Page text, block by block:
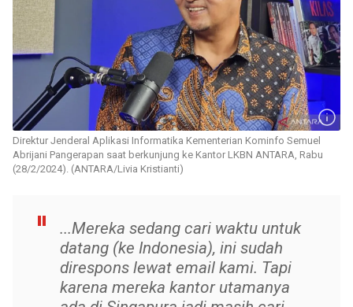
Direktur Jenderal Aplikasi Informatika Kementerian Kominfo Semuel
Abrijani Pangerapan saat berkunjung ke Kantor LKBN ANTARA, Rabu
(28/2/2024). (ANTARA/Livia Kristianti)
...Mereka sedang cari waktu untuk
datang (ke Indonesia), ini sudah
direspons lewat email kami. Tapi
karena mereka kantor utamanya